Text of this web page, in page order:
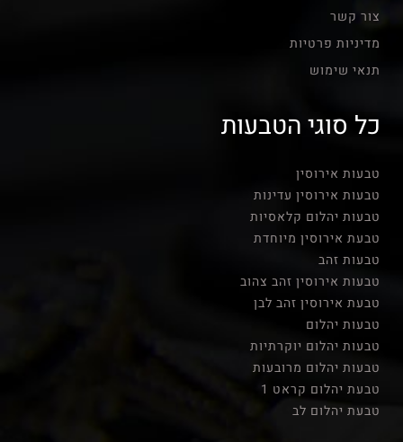
צור קשר
מדיניות פרטיות
תנאי שימוש
כל סוגי הטבעות
טבעות אירוסין
טבעות אירוסין עדינות
טבעות יהלום קלאסיות
טבעת אירוסין מיוחדת
טבעות זהב
טבעות אירוסין זהב צהוב
טבעת אירוסין זהב לבן
טבעות יהלום
טבעות יהלום יוקרתיות
טבעות יהלום מרובעות
טבעת יהלום קראט 1
טבעת יהלום לב